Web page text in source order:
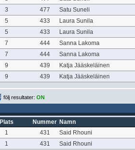
3
477
Satu Suneli
5
433
Laura Sunila
5
433
Laura Sunila
7
444
Sanna Lakoma
7
444
Sanna Lakoma
9
439
Katja Jääskeläinen
9
439 Katja Jääskeläinen
följ resultater: ON
Plats Nummer Namn
1
431
Said Rhouni
1
431 Said Rhouni